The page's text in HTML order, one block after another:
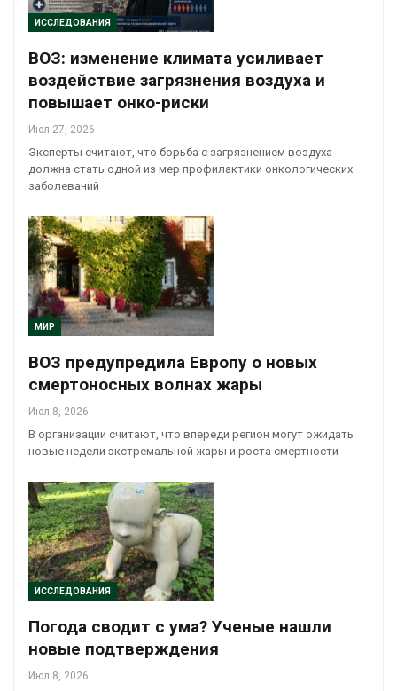
ИССЛЕДОВАНИЯ
ВОЗ: изменение климата усиливает
воздействие загрязнения воздуха и
повышает онко-риски
Июл 27, 2026
Эксперты считают, что борьба с загрязнением воздуха
должна стать одной из мер профилактики онкологических
заболеваний
МИР
ВОЗ предупредила Европу о новых
смертоносных волнах жары
Июл 8, 2026
В организации считают, что впереди регион могут ожидать
новые недели экстремальной жары и роста смертности
ИССЛЕДОВАНИЯ
Погода сводит с ума? Ученые нашли
новые подтверждения
Июл 8, 2026